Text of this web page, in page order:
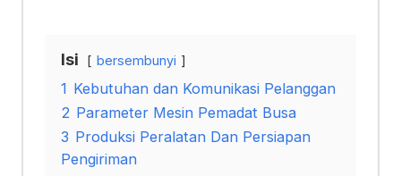
Isi bersembunyi
1 Kebutuhan dan Komunikasi Pelanggan
2 Parameter Mesin Pemadat Busa
3 Produksi Peralatan Dan Persiapan
Pengiriman